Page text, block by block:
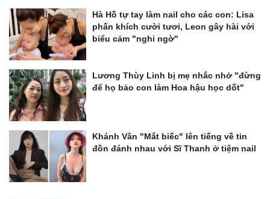
Hà Hồ tự tay làm nail cho các con: Lisa
phấn khích cười tươi, Leon gây hài với
biểu cảm "nghi ngờ"
Lương Thùy Linh bị mẹ nhắc nhở "đừng
để họ bảo con làm Hoa hậu học dốt"
Khánh Vân "Mắt biếc" lên tiếng về tin
đồn đánh nhau với Sĩ Thanh ở tiệm nail